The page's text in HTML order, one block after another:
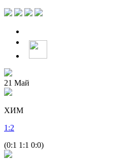
21 Май
ХИМ
1 :2
(0:1 1:1 0:0)